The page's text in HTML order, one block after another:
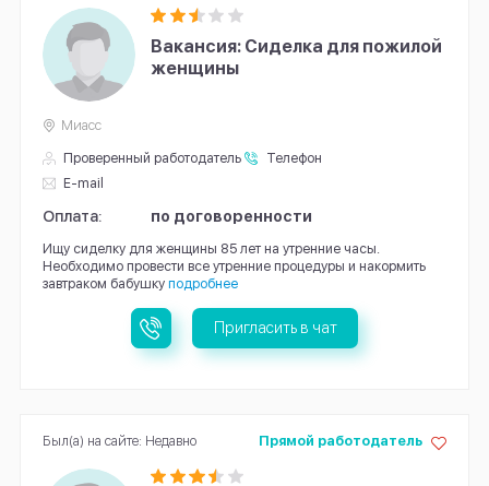
Вакансия: Сиделка для пожилой
женщины
Проверенный работодатель
Телефон
E-mail
Миасс
Оплата: по договоренности
Ищу сиделку для женщины 85 лет на утренние часы.
Необходимо провести все утренние процедуры и накормить
завтраком бабушку подробнее
Пригласить в чат
Прямой работодатель
Был(а) на сайте: Недавно